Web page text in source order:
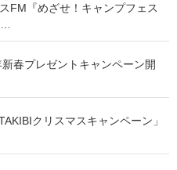
FM『めざせ！キャンプフェス
春プレゼントキャンペーン開
クリスマスキャンペーン」